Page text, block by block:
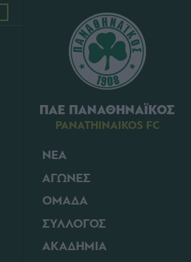
ΠΑΕ ΠΑΝΑΘΗΝΑΪΚΟΣ
PANATHINAIKOS FC
ΝΕΑ
ΑΓΩΝΕΣ
ΟΜΑΔΑ
ΣΥΛΛΟΓΟΣ
ΑΚΑΔΗΜΙΑ